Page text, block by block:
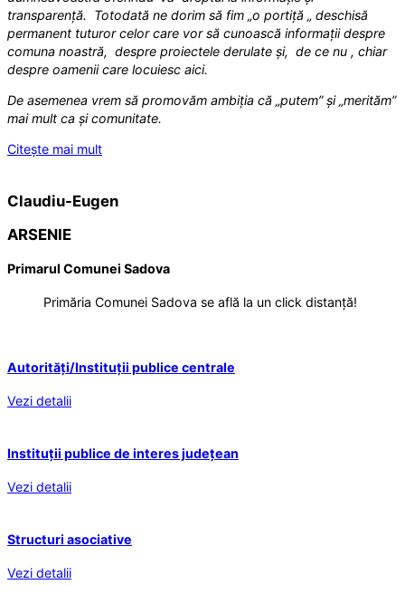
transparență. Totodată ne dorim să fim „o portiță „ deschisă
permanent tuturor celor care vor să cunoască informații despre
comuna noastră, despre proiectele derulate și, de ce nu , chiar
despre oamenii care locuiesc aici.
De asemenea vrem să promovăm ambiția că „putem” și „merităm”
mai mult ca și comunitate.
Citește mai mult
Claudiu-Eugen
ARSENIE
Primarul Comunei Sadova
Primăria Comunei Sadova se află la un click distanță!
Autorități/Instituții publice centrale
Vezi detalii
Instituții publice de interes județean
Vezi detalii
Structuri asociative
Vezi detalii